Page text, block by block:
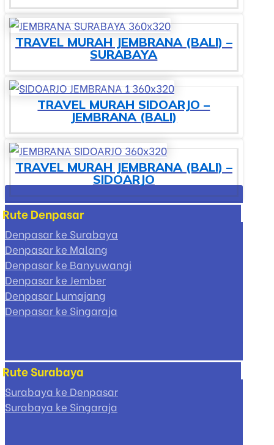
TRAVEL MURAH JEMBRANA (BALI) –
SURABAYA
TRAVEL MURAH SIDOARJO –
JEMBRANA (BALI)
TRAVEL MURAH JEMBRANA (BALI) –
SIDOARJO
Rute Denpasar
Denpasar ke Surabaya
Denpasar ke Malang
Denpasar ke Banyuwangi
Denpasar ke Jember
Denpasar Lumajang
Denpasar ke Singaraja
Rute Surabaya
Surabaya ke Denpasar
Surabaya ke Singaraja